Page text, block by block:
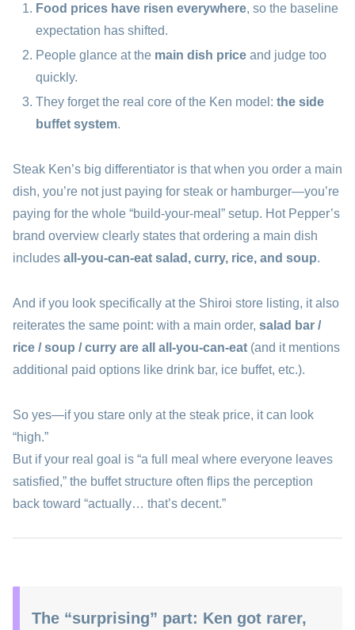
Food prices have risen everywhere, so the baseline
expectation has shifted.
People glance at the main dish price and judge too
quickly.
They forget the real core of the Ken model:the side
buffet system.
Steak Ken’s big differentiator is that when you order a main
dish, you’re not just paying for steak or hamburger—you’re
paying for the whole “build-your-meal” setup. Hot Pepper’s
brand overview clearly states that ordering a main dish
includes all-you-can-eat salad, curry, rice, and soup.
And if you look specifically at the Shiroi store listing, it also
reiterates the same point: with a main order, salad bar /
rice / soup / curry are all all-you-can-eat (and it mentions
additional paid options like drink bar, ice buffet, etc.).
So yes—if you stare only at the steak price, it can look
“high.”
But if your real goal is “a full meal where everyone leaves
satisfied,” the buffet structure often flips the perception
back toward “actually… that’s decent.”
The “surprising” part: Ken got rarer,